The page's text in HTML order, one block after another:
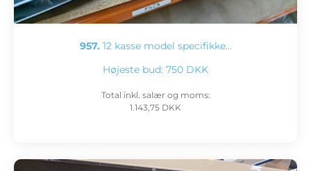
957. 12 kasse model specifikke…
Højeste bud: 750 DKK
Total inkl. salær og moms:
1.143,75 DKK